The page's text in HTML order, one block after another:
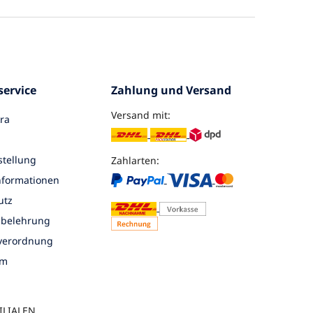
Zahlung und Versand
Versand mit:
Zahlarten: